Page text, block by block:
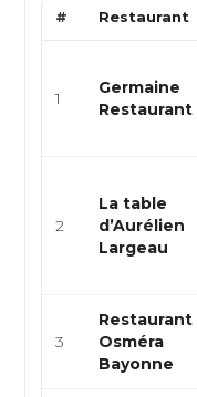
# Restaurant
1
Germaine
Restaurant
2
La table
d’Aurélien
Largeau
3
Restaurant
Osméra
Bayonne